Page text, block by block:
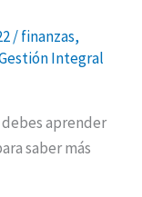
/finanzas,
Integral
aprender
saber más